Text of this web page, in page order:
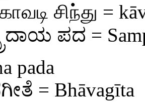
சிந்து =
ಪದ =
pada
= Bhāvagīta